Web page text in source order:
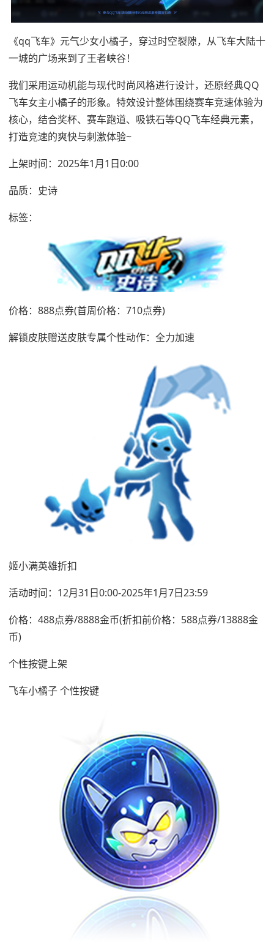
《qq飞车》元气少女小橘子，穿过时空裂隙，从飞车大陆十
一城的广场来到了王者峡谷！
我们采用运动机能与现代时尚风格进行设计，还原经典QQ
飞车女主小橘子的形象。特效设计整体围绕赛车竞速体验为
核心，结合奖杯、赛车跑道、吸铁石等QQ飞车经典元素，
打造竞速的爽快与刺激体验~
上架时间：2025年1月1日0:00
品质：史诗
标签：
价格：888点券(首周价格：710点券)
解锁皮肤赠送皮肤专属个性动作：全力加速
姬小满英雄折扣
活动时间：12月31日0:00-2025年1月7日23:59
价格：488点券/8888金币(折扣前价格：588点券/13888金
币)
个性按键上架
飞车小橘子 个性按键